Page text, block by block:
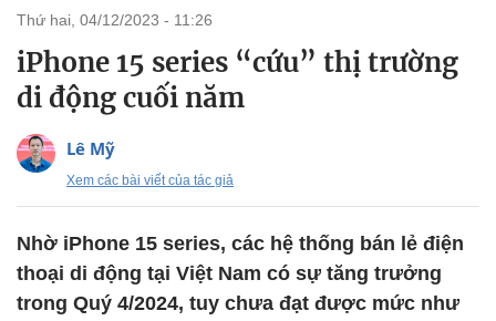
thứ hai, 04/12/2023 - 11:26
iPhone 15 series “cứu” thị trường
di động cuối năm
Lê Mỹ
Xem các bài viết của tác giả
Nhờ iPhone 15 series, các hệ thống bán lẻ điện
thoại di động tại Việt Nam có sự tăng trưởng
trong Quý 4/2024, tuy chưa đạt được mức như